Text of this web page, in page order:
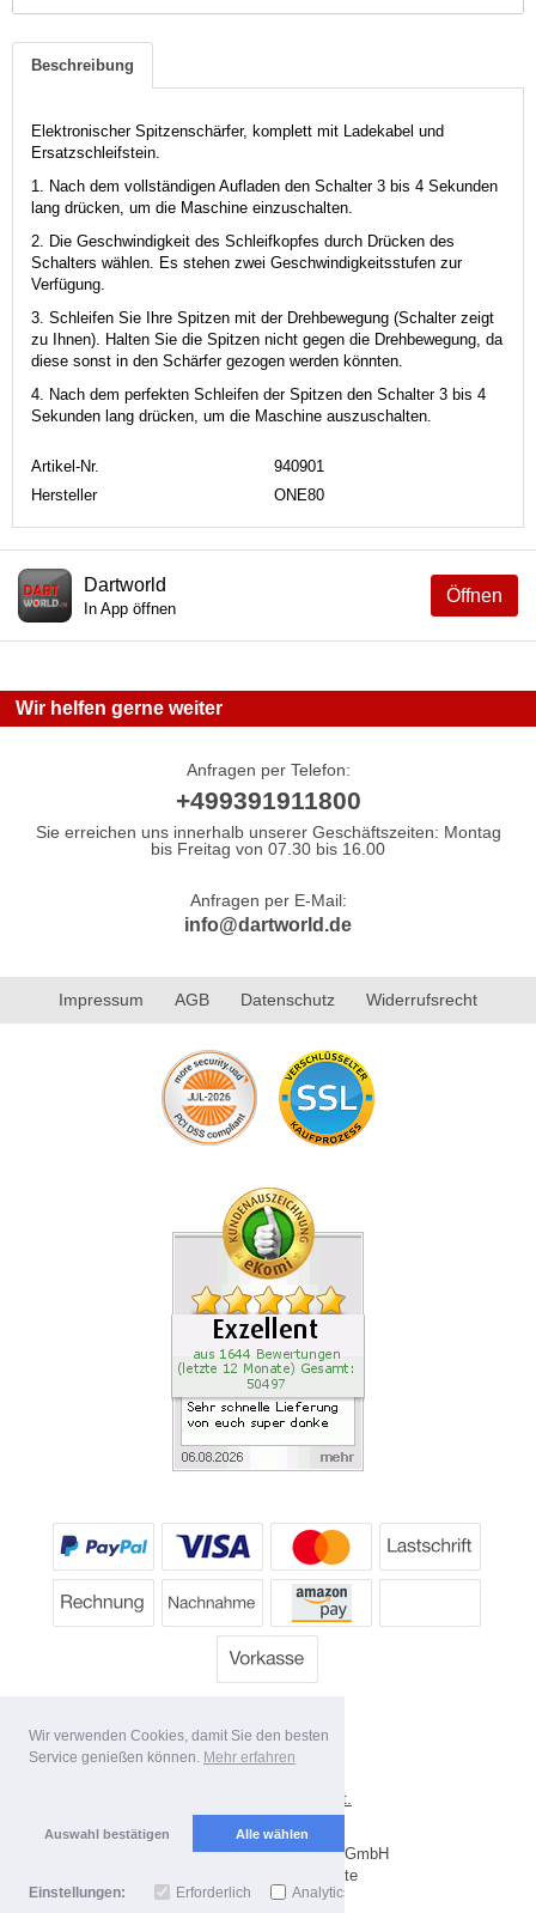
Wir verwenden Cookies, damit Sie den besten
Service genießen können. Mehr erfahren
Auswahl bestätigen Alle wählen
Einstellungen: Erforderlich Analytics
Beschreibung
Elektronischer Spitzenschärfer, komplett mit Ladekabel und
Ersatzschleifstein.
1. Nach dem vollständigen Aufladen den Schalter 3 bis 4 Sekunden
lang drücken, um die Maschine einzuschalten.
2. Die Geschwindigkeit des Schleifkopfes durch Drücken des
Schalters wählen. Es stehen zwei Geschwindigkeitsstufen zur
Verfügung.
3. Schleifen Sie Ihre Spitzen mit der Drehbewegung (Schalter zeigt
zu Ihnen). Halten Sie die Spitzen nicht gegen die Drehbewegung, da
diese sonst in den Schärfer gezogen werden könnten.
4. Nach dem perfekten Schleifen der Spitzen den Schalter 3 bis 4
Sekunden lang drücken, um die Maschine auszuschalten.
Artikel-Nr.
940901
Hersteller
ONE80
Öffnen
Dartworld
In App öffnen
Wir helfen gerne weiter
Anfragen per Telefon:
+499391911800
Sie erreichen uns innerhalb unserer Geschäftszeiten: Montag
bis Freitag von 07.30 bis 16.00
Anfragen per E-Mail:
info@dartworld.de
Impressum AGB Datenschutz Widerrufsrecht
Alle Preise inkl. MwSt.
Lieferbedingungen
Copyright 2026 by Dartpoint GmbH
Mobile Shop by Shopgate